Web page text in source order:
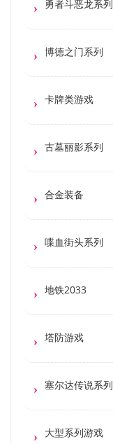
勇者斗恶龙系列
博德之门系列
卡牌类游戏
古墓丽影系列
合金装备
喋血街头系列
地铁2033
塔防游戏
塞尔达传说系列
大型系列游戏